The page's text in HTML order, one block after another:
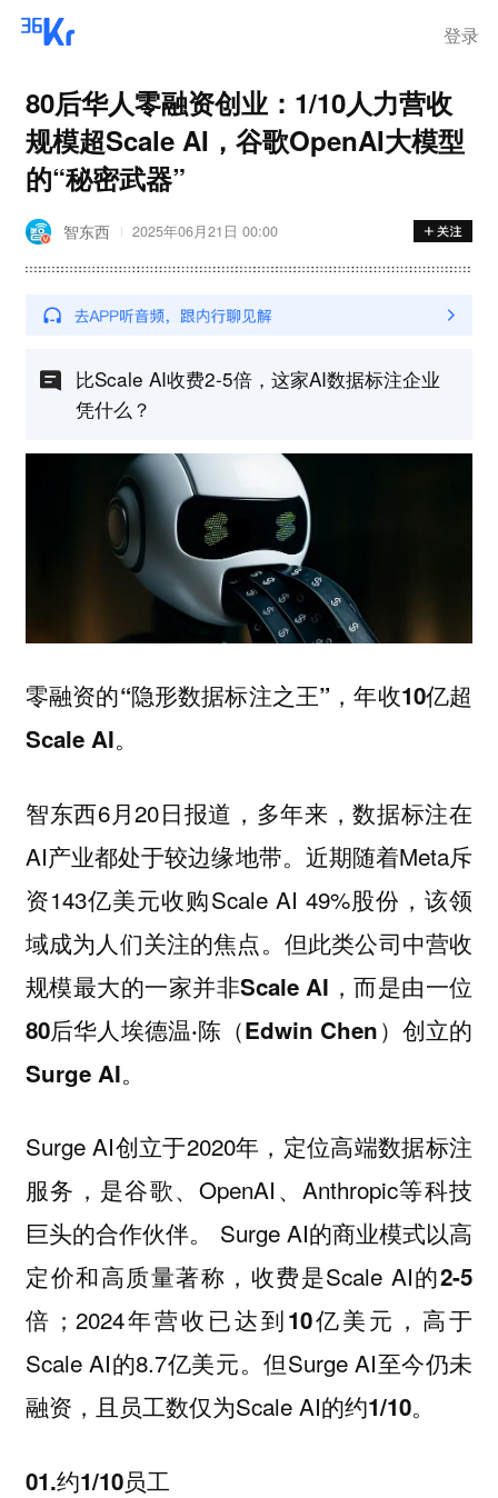
登录
80后华人零融资创业：1/10人力营收
规模超Scale AI，谷歌OpenAI大模型
的“秘密武器”
智东西 2025年06月21日 00:00
比Scale AI收费2-5倍，这家AI数据标注企业
凭什么？
零融资的“隐形数据标注之王”，年收10亿超
Scale AI。
智东西6月20日报道，多年来，数据标注在
AI产业都处于较边缘地带。近期随着Meta斥
资143亿美元收购Scale AI 49%股份，该领
域成为人们关注的焦点。 但此类公司中营收
规模最大的一家并非Scale AI，而是由一位
80后华人埃德温·陈（Edwin Chen）创立的
Surge AI。
Surge AI创立于2020年，定位高端数据标注
服务，是谷歌、OpenAI、Anthropic等科技
巨头的合作伙伴。 Surge AI的商业模式以高
定价和高质量著称，收费是Scale AI的2-5
倍 ；2024年营收已达到10亿美元 ，高于
Scale AI的8.7亿美元。但Surge AI至今仍未
融资，且员工数仅为Scale AI的约1/10。
01.约1/10员工